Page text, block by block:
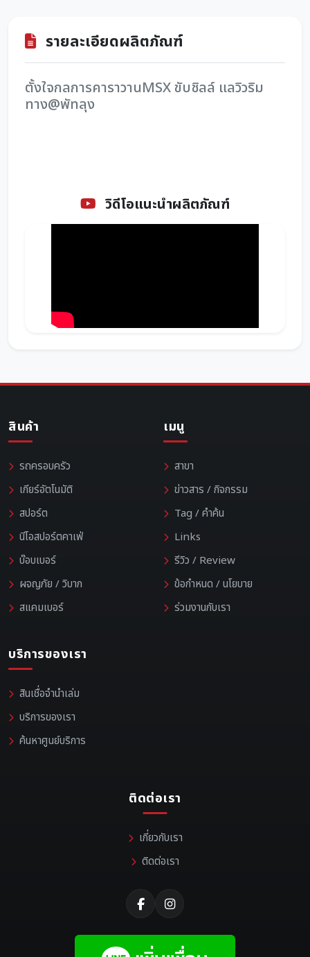
รายละเอียดผลิตภัณฑ์
ตั้งใจกลการคาราวานMSX ขับชิลล์ แลวิวริม
ทาง@พัทลุง
วิดีโอแนะนำผลิตภัณฑ์
สินค้า
รถครอบครัว
เกียร์อัตโนมัติ
สปอร์ต
นีโอสปอร์ตคาเฟ่
บ๊อบเบอร์
ผจญภัย / วิบาก
สแคมเบอร์
เมนู
สาขา
ข่าวสาร / กิจกรรม
Tag / คำค้น
Links
รีวิว / Review
ข้อกำหนด / นโยบาย
ร่วมงานกับเรา
บริการของเรา
สินเชื่อจำนำเล่ม
บริการของเรา
ค้นหาศูนย์บริการ
ติดต่อเรา
เกี่ยวกับเรา
ติดต่อเรา